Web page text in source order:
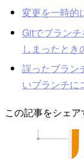
変更を一時的
Gitでブラン
しまったとき
誤ったブラン
いブランチに
この記事をシェア